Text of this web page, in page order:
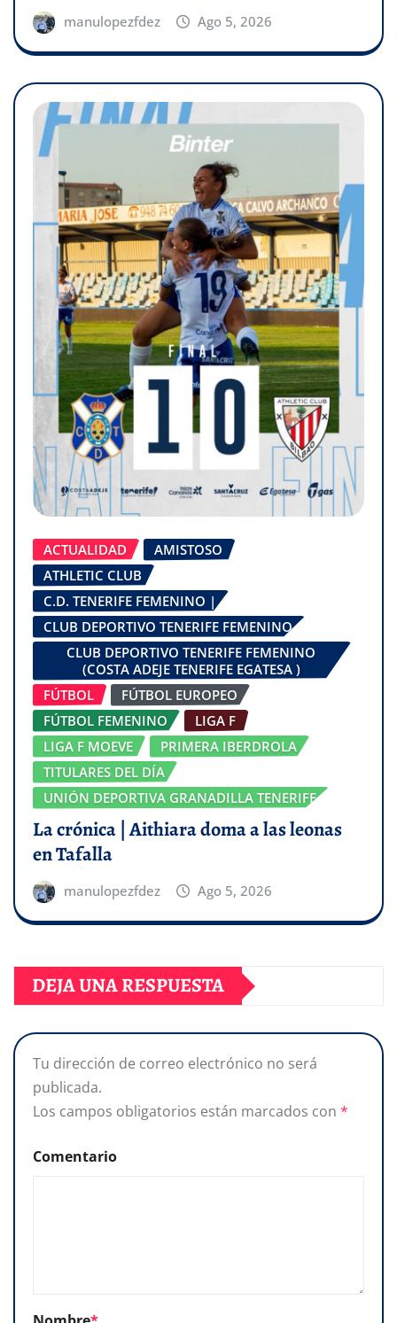
manulopezfdez Ago 5, 2026
ACTUALIDAD
AMISTOSO
ATHLETIC CLUB
C.D. TENERIFE FEMENINO |
CLUB DEPORTIVO TENERIFE FEMENINO
CLUB DEPORTIVO TENERIFE FEMENINO
(COSTA ADEJE TENERIFE EGATESA )
FÚTBOL
FÚTBOL EUROPEO
FÚTBOL FEMENINO
LIGA F
LIGA F MOEVE
PRIMERA IBERDROLA
TITULARES DEL DÍA
UNIÓN DEPORTIVA GRANADILLA TENERIFE
La crónica | Aithiara doma a las leonas
en Tafalla
manulopezfdez Ago 5, 2026
DEJA UNA RESPUESTA
Tu dirección de correo electrónico no será
publicada.
Los campos obligatorios están marcados con *
Comentario